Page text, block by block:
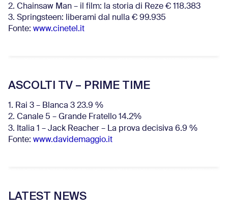
2. Chainsaw Man – il film: la storia di Reze € 118.383
3. Springsteen: liberami dal nulla € 99.935
Fonte: www.cinetel.it
ASCOLTI TV – PRIME TIME
1. Rai 3 – Blanca 3 23.9 %
2. Canale 5 – Grande Fratello 14.2%
3. Italia 1 – Jack Reacher – La prova decisiva 6.9 %
Fonte: www.davidemaggio.it
LATEST NEWS